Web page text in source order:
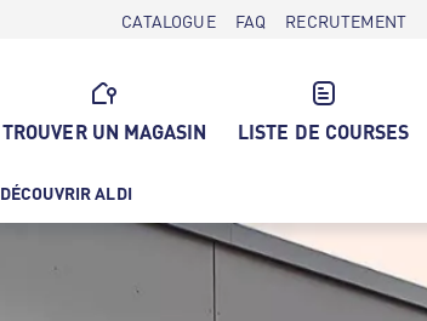
CATALOGUE FAQ RECRUTEMENT
TROUVER UN MAGASIN LISTE DE COURSES
DÉCOUVRIR ALDI